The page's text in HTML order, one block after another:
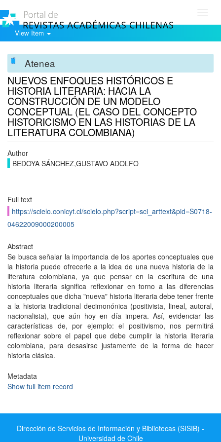
View Item
Atenea
NUEVOS ENFOQUES HISTÓRICOS E
HISTORIA LITERARIA: HACIA LA
CONSTRUCCIÓN DE UN MODELO
CONCEPTUAL (EL CASO DEL CONCEPTO
HISTORICISMO EN LAS HISTORIAS DE LA
LITERATURA COLOMBIANA)
Author
BEDOYA SÁNCHEZ,GUSTAVO ADOLFO
Full text
https://scielo.conicyt.cl/scielo.php?script=sci_arttext&pid=S0718-
04622009000200005
Abstract
Se busca señalar la importancia de los aportes conceptuales que
la historia puede ofrecerle a la idea de una nueva historia de la
literatura colombiana, ya que pensar en la escritura de una
historia literaria significa reflexionar en torno a las diferencias
conceptuales que dicha "nueva" historia literaria debe tener frente
a la historia tradicional decimonónica (positivista, lineal, autoral,
nacionalista), que aún hoy en día impera. Así, evidenciar las
características de, por ejemplo: el positivismo, nos permitirá
reflexionar sobre el papel que debe cumplir la historia literaria
colombiana, para desasirse justamente de la forma de hacer
historia clásica.
Metadata
Show full item record
Dirección de Servicios de Información y Bibliotecas (SISIB) -
Universidad de Chile